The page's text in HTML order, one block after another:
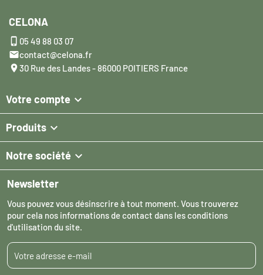
CELONA
 05 49 88 03 07
contact@celona.fr
30 Rue des Landes - 86000 POITIERS France
Votre compte 
Produits 
Notre société 
Newsletter
Vous pouvez vous désinscrire à tout moment. Vous trouverez
pour cela nos informations de contact dans les conditions
d'utilisation du site.